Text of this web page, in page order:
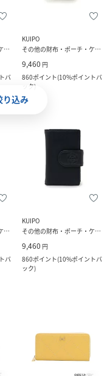
り込み
その他の財布・ポーチ・ケース
バ
KUIPO
その他の財布・ポーチ・ケース
9,460 円
860ポイント(10%ポイントバ
ック)
その他の財布・ポーチ・ケース
バ
KUIPO
その他の財布・ポーチ・ケース
9,460 円
860ポイント(10%ポイントバ
ック)